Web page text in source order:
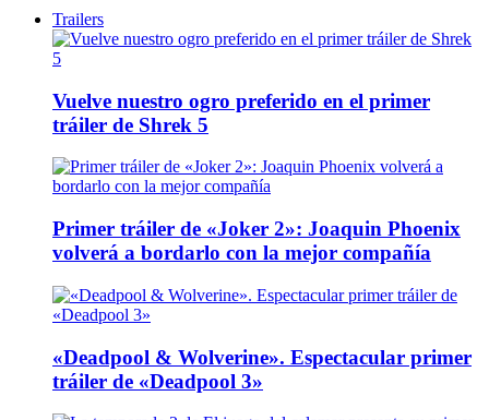
Trailers
Vuelve nuestro ogro preferido en el primer
tráiler de Shrek 5
Primer tráiler de «Joker 2»: Joaquin Phoenix
volverá a bordarlo con la mejor compañía
«Deadpool & Wolverine». Espectacular primer
tráiler de «Deadpool 3»